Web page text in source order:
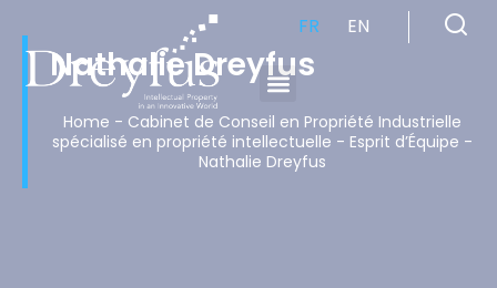
FR EN
Nathalie Dreyfus
Home - Cabinet de Conseil en Propriété Industrielle
spécialisé en propriété intellectuelle - Esprit d’Équipe -
Nathalie Dreyfus